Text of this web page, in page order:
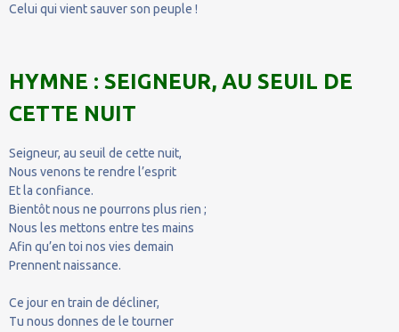
Celui qui vient sauver son peuple !
HYMNE : SEIGNEUR, AU SEUIL DE
CETTE NUIT
Seigneur, au seuil de cette nuit,
Nous venons te rendre l’esprit
Et la confiance.
Bientôt nous ne pourrons plus rien ;
Nous les mettons entre tes mains
Afin qu’en toi nos vies demain
Prennent naissance.
Ce jour en train de décliner,
Tu nous donnes de le tourner